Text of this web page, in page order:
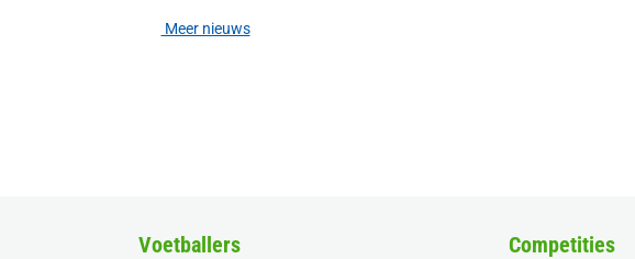
Meer nieuws
Voetballers Competities